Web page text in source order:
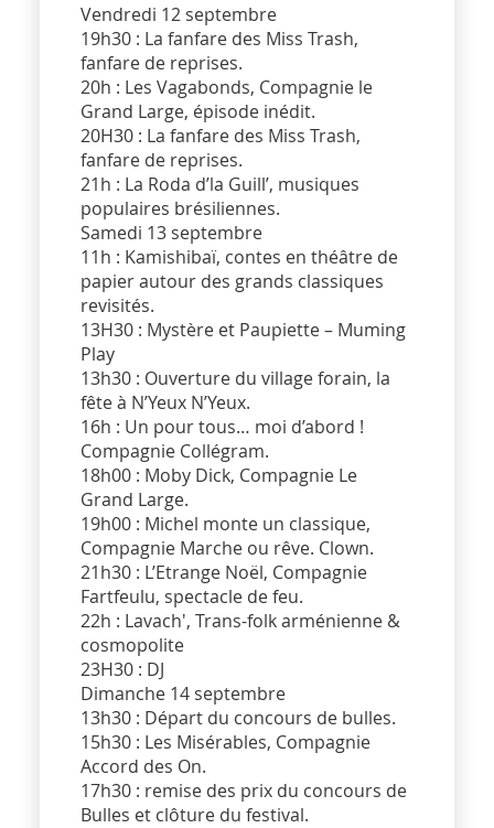
Vendredi 12 septembre
19h30 : La fanfare des Miss Trash,
fanfare de reprises.
20h : Les Vagabonds, Compagnie le
Grand Large, épisode inédit.
20H30 : La fanfare des Miss Trash,
fanfare de reprises.
21h : La Roda d’la Guill’, musiques
populaires brésiliennes.
Samedi 13 septembre
11h : Kamishibaï, contes en théâtre de
papier autour des grands classiques
revisités.
13H30 : Mystère et Paupiette – Muming
Play
13h30 : Ouverture du village forain, la
fête à N’Yeux N’Yeux.
16h : Un pour tous… moi d’abord !
Compagnie Collégram.
18h00 : Moby Dick, Compagnie Le
Grand Large.
19h00 : Michel monte un classique,
Compagnie Marche ou rêve. Clown.
21h30 : L’Etrange Noël, Compagnie
Fartfeulu, spectacle de feu.
22h : Lavach', Trans-folk arménienne &
cosmopolite
23H30 : DJ
Dimanche 14 septembre
13h30 : Départ du concours de bulles.
15h30 : Les Misérables, Compagnie
Accord des On.
17h30 : remise des prix du concours de
Bulles et clôture du festival.